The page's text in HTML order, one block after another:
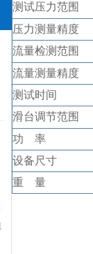
测试压力范围
压力测量精度
流量检测范围
流量测量精度
测试时间
滑台调节范围
功
率
设备尺寸
重
量